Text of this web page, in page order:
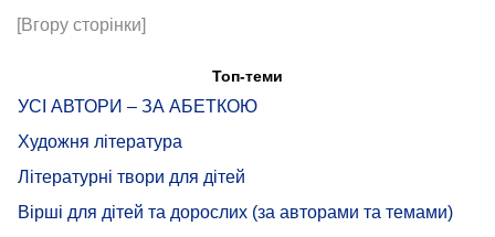
[Вгору сторінки]
Топ-теми
УСІ АВТОРИ – ЗА АБЕТКОЮ
Художня література
Літературні твори для дітей
Вірші для дітей та дорослих (за авторами та темами)